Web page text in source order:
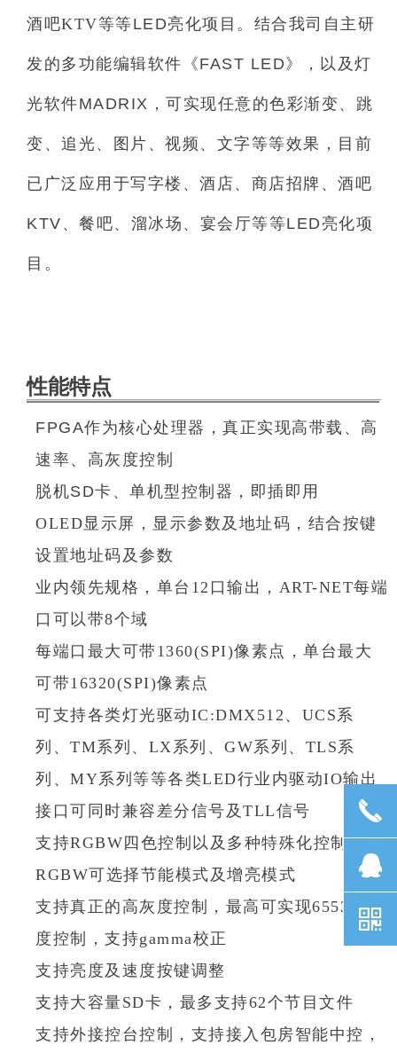
酒吧KTV等等LED亮化项目。结合我司自主研
发的多功能编辑软件 《FAST LED》 ，以及灯
光软件MADRIX ，可实现任意的色彩渐变、跳
变、追光、图片、视频、文字等等效果，目前
已广泛应用于写字楼、酒店、商店招牌、酒吧
KTV 、餐吧、溜冰场、宴会厅等等LED 亮化项
目。
性能特点
FPGA作为核心处理器，真正实现高带载、高
速率、高灰度控制
脱机SD卡、单机型控制器，即插即用
OLED显示屏，显示参数及地址码，结合按键
设置地址码及参数
业内领先规格，单台12口输出，ART-NET每端
口可以带8个域
每端口最大可带1360(SPI)像素点，单台最大
可带16320(SPI)像素点
可支持各类灯光驱动IC:DMX512、UCS系
列、TM系列、LX系列、GW系列、TLS系
列、MY系列等等各类LED行业内驱动IO输出
接口可同时兼容差分信号及TLL信号
支持RGBW四色控制以及多种特殊化控制，
RGBW可选择节能模式及增亮模式
支持真正的高灰度控制，最高可实现65536灰
度控制，支持gamma校正
支持亮度及速度按键调整
支持大容量SD卡，最多支持62个节目文件
支持外接控台控制，支持接入包房智能中控，
끅
뀩
낃